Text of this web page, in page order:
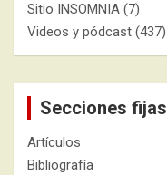
Sitio INSOMNIA (7)
Videos y pódcast (437)
Secciones fijas
Artículos
Bibliografía